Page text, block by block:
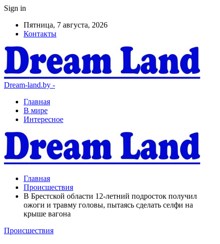
Sign in
Пятница, 7 августа, 2026
Контакты
Dream-land.by -
Главная
В мире
Интересное
Главная
Происшествия
В Брестской области 12-летний подросток получил
ожоги и травму головы, пытаясь сделать селфи на
крыше вагона
Происшествия